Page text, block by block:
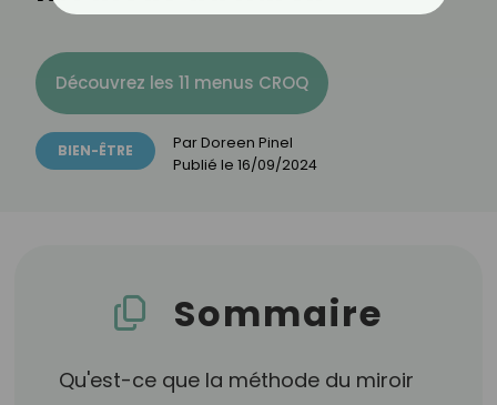
Découvrez les 11 menus CROQ
BIEN-ÊTRE ParDoreen Pinel
Publié le 16/09/2024
Sommaire
Qu'est-ce que la méthode du miroir